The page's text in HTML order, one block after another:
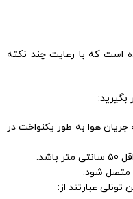
است که با رعایت چند نکته
بگیرید:
هوا به طور یکنواخت در
متصل شود.
عبارتند از: